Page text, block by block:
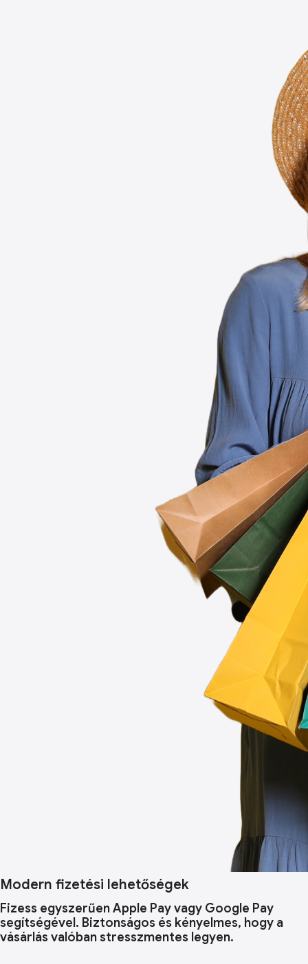
Modern fizetési lehetőségek
Fizess egyszerűen Apple Pay vagy Google Pay
segítségével. Biztonságos és kényelmes, hogy a
vásárlás valóban stresszmentes legyen.